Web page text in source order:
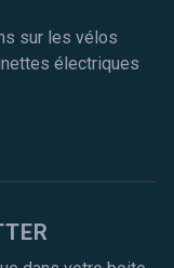
sur les vélos
électriques